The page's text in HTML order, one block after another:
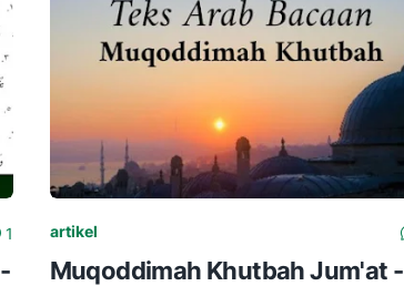
1 artikel
Muqoddimah Khutbah Jum'at -